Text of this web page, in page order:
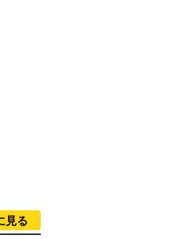
見る